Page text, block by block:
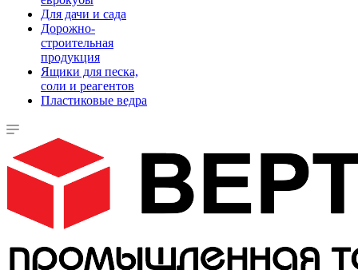
Для дачи и сада
Дорожно-
строительная
продукция
Ящики для песка,
соли и реагентов
Пластиковые ведра